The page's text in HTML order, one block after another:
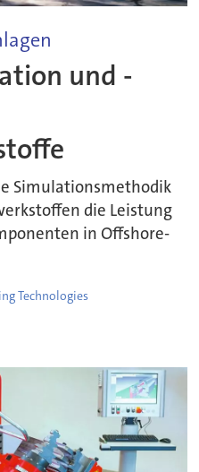
und -
Simulationsmethodik
die Leistung
in Offshore-
Technologies